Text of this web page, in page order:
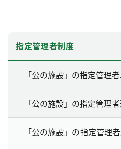
指定管理者制度
「公の施設」の指定管理
「公の施設」の指定管理
「公の施設」の指定管理